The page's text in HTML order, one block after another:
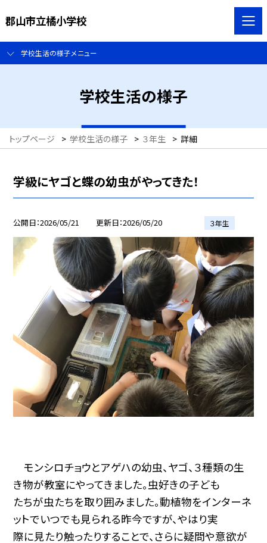
郡山市立橘小学校
学校生活の様子メニュー
学校生活の様子
トップページ > 学校生活の様子 > ３年生 > 詳細
学級にヤゴと蝶の幼虫がやってきた！
公開日 2026/05/21 更新日 2026/05/20 ３年生
モンシロチョウとアゲハの幼虫、ヤゴ、３種類の生
き物が教室にやってきました。虫好きの子ども
たちが虫たちを取り囲みました。動植物をインターネ
ットでいつでも見られる昨今ですが、やはり実
際に見たり触ったりすることで、さらに疑問や意欲が